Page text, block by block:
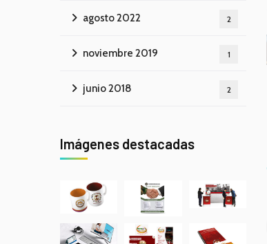
agosto 2022 2
noviembre 2019 1
junio 2018 2
Imágenes destacadas